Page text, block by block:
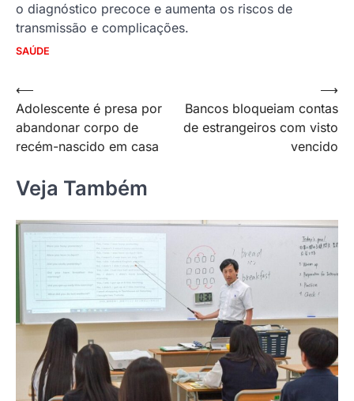
o diagnóstico precoce e aumenta os riscos de
transmissão e complicações.
SAÚDE
Navegação
de
Post
⟵
Adolescente é presa por
abandonar corpo de
recém-nascido em casa
Bancos bloqueiam contas
de estrangeiros com visto
vencido
⟶
Veja Também